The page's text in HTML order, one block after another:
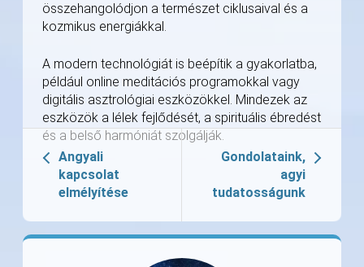
összehangolódjon a természet ciklusaival és a
kozmikus energiákkal.
A modern technológiát is beépítik a gyakorlatba,
például online meditációs programokkal vagy
digitális asztrológiai eszközökkel. Mindezek az
eszközök a lélek fejlődését, a spirituális ébredést
és a belső harmóniát szolgálják.
Angyali
kapcsolat
elmélyítése
Gondolataink,
agyi
tudatosságunk